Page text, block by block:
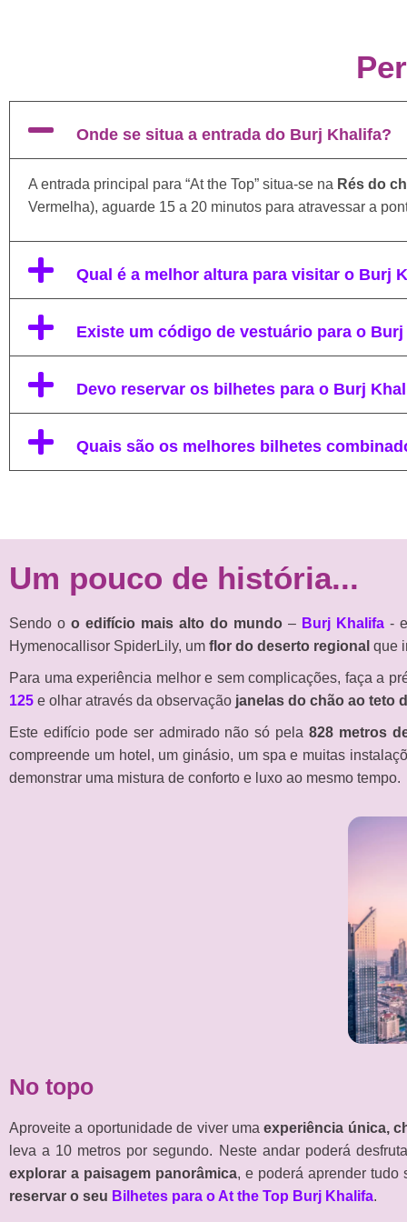
Onde se situa a entrada do Burj Khalifa?
A entrada principal para “At the Top” situa-se na Rés do
Vermelha), aguarde 15 a 20 minutos para atravessar a
Qual é a melhor altura para visitar o Burj
Existe um código de vestuário para o
Devo reservar os bilhetes para o Burj
Quais são os melhores bilhetes
Um pouco de história...
Sendo oo edifício mais alto do mundo – Burj Khalifa -
Hymenocallisor SpiderLily, um flor do deserto regional que
Para uma experiência melhor e sem complicações, faça a
125 e olhar através da observação janelas do chão ao teto
Este edifício pode ser admirado não só pela828 metros
compreende um hotel, um ginásio, um spa e muitas
demonstrar uma mistura de conforto e luxo ao mesmo tempo.
No topo
Aproveite a oportunidade de viver umaexperiência única,
leva a 10 metros por segundo. Neste andar poderá
explorar a paisagem panorâmica, e poderá aprender tudo
reservar o seu Bilhetes para o At the Top Burj Khalifa.